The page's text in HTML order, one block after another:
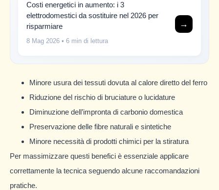
Costi energetici in aumento: i 3
elettrodomestici da sostituire nel 2026 per
risparmiare
8 Mag 2026 • 6 min di lettura
→
Minore usura dei tessuti dovuta al calore diretto del ferro
Riduzione del rischio di bruciature o lucidature
Diminuzione dell’impronta di carbonio domestica
Preservazione delle fibre naturali e sintetiche
Minore necessità di prodotti chimici per la stiratura
Per massimizzare questi benefici è essenziale applicare
correttamente la tecnica seguendo alcune raccomandazioni
pratiche.